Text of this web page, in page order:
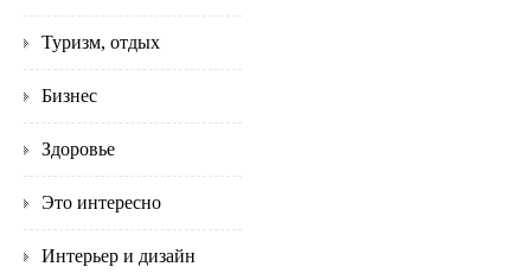
Туризм, отдых
Бизнес
Здоровье
Это интересно
Интерьер и дизайн